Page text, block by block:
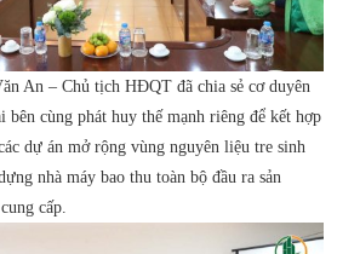
An – Chủ tịch HĐQT đã chia sẻ cơ duyên
bên cùng phát huy thế mạnh riêng để kết hợp
dự án mở rộng vùng nguyên liệu tre sinh
nhà máy bao thu toàn bộ đầu ra sản
cấp.